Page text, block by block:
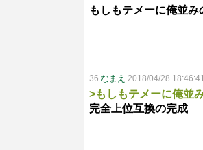
もしもテメーに俺並
36 なまえ 2018/04/28
>もしもテメーに俺並
完全上位互換の完成